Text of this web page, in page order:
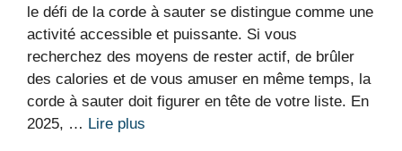
le défi de la corde à sauter se distingue comme une
activité accessible et puissante. Si vous
recherchez des moyens de rester actif, de brûler
des calories et de vous amuser en même temps, la
corde à sauter doit figurer en tête de votre liste. En
2025, … Lire plus